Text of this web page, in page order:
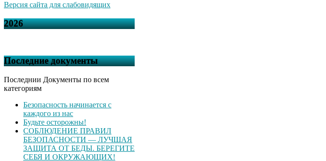
Версия сайта для слабовидящих
2026
Последние документы
Последнии Документы по всем
категориям
Безопасность начинается с
каждого из нас
Будьте осторожны!
СОБЛЮДЕНИЕ ПРАВИЛ
БЕЗОПАСНОСТИ — ЛУЧШАЯ
ЗАЩИТА ОТ БЕДЫ. БЕРЕГИТЕ
СЕБЯ И ОКРУЖАЮЩИХ!